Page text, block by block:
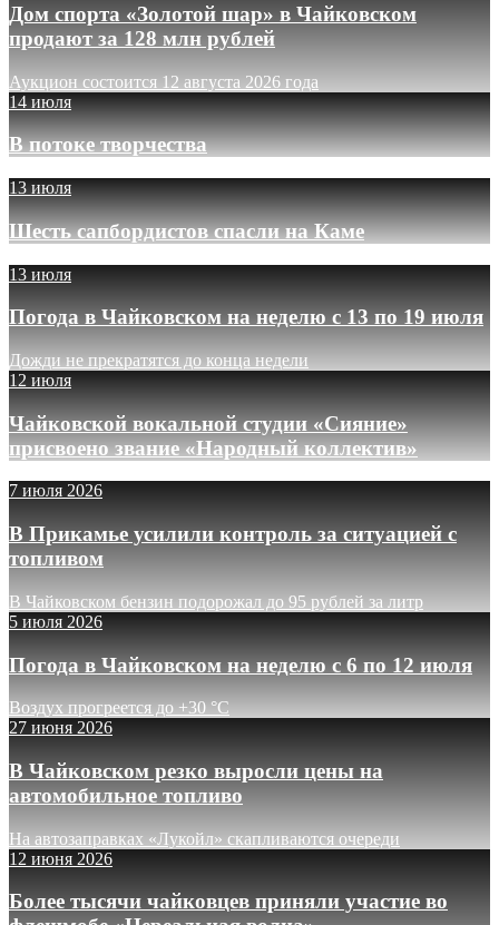
Дом спорта «Золотой шар» в Чайковском
продают за 128 млн рублей
Аукцион состоится 12 августа 2026 года
14 июля
В потоке творчества
13 июля
Шесть сапбордистов спасли на Каме
13 июля
Погода в Чайковском на неделю с 13 по 19 июля
Дожди не прекратятся до конца недели
12 июля
Чайковской вокальной студии «Сияние»
присвоено звание «Народный коллектив»
7 июля 2026
В Прикамье усилили контроль за ситуацией с
топливом
В Чайковском бензин подорожал до 95 рублей за литр
5 июля 2026
Погода в Чайковском на неделю с 6 по 12 июля
Воздух прогреется до +30 °C
27 июня 2026
В Чайковском резко выросли цены на
автомобильное топливо
На автозаправках «Лукойл» скапливаются очереди
12 июня 2026
Более тысячи чайковцев приняли участие во